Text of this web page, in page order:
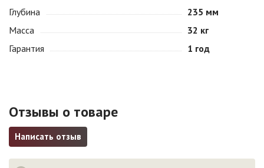
Глубина
235 мм
Масса
32 кг
Гарантия
1 год
Отзывы о товаре
Написать отзыв